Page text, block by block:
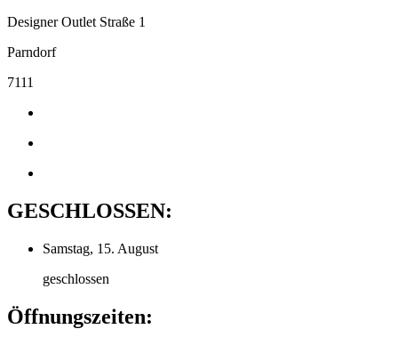
Designer Outlet Straße 1
Parndorf
7111
GESCHLOSSEN:
Samstag, 15. August
geschlossen
Öffnungszeiten: